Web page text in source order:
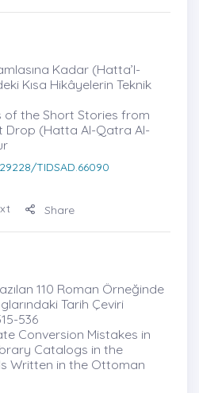
Kadar (Hatta’l-
Kısa Hikâyelerin Teknik
of the Short Stories from
Drop (Hatta Al-Qatra Al-
TIDSAD.66090
Share
110 Roman Örneğinde
Tarih Çeviri
536
Conversion Mistakes in
Catalogs in the
Written in the Ottoman